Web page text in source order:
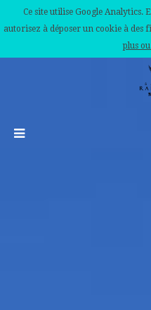
Ce site utilise Google
autorisez à déposer un cookie à des
plus